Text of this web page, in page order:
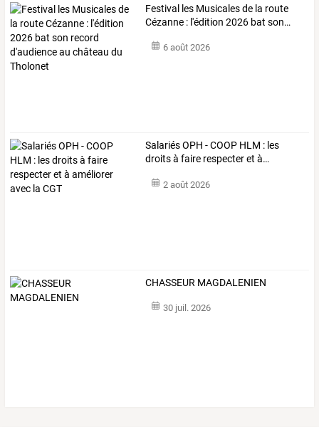
Festival les Musicalesde la route
Cézanne : l'édition 2026 bat son…
6 août 2026
SalariésOPH -COOP HLM : les
droitsà faire respecteret à…
2 août 2026
CHASSEUR MAGDALENIEN
30 juil. 2026